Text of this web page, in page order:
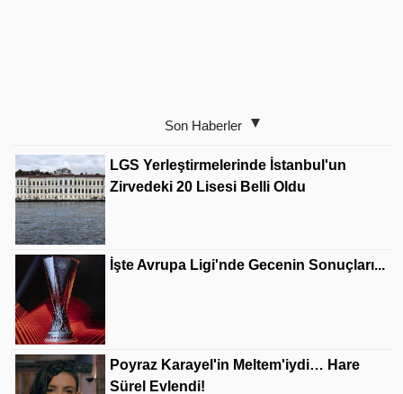
Son Haberler
LGS Yerleştirmelerinde İstanbul'un
Zirvedeki 20 Lisesi Belli Oldu
İşte Avrupa Ligi'nde Gecenin Sonuçları...
Poyraz Karayel'in Meltem'iydi… Hare
Sürel Evlendi!